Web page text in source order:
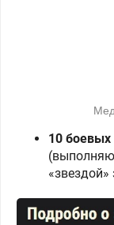
10 боевых